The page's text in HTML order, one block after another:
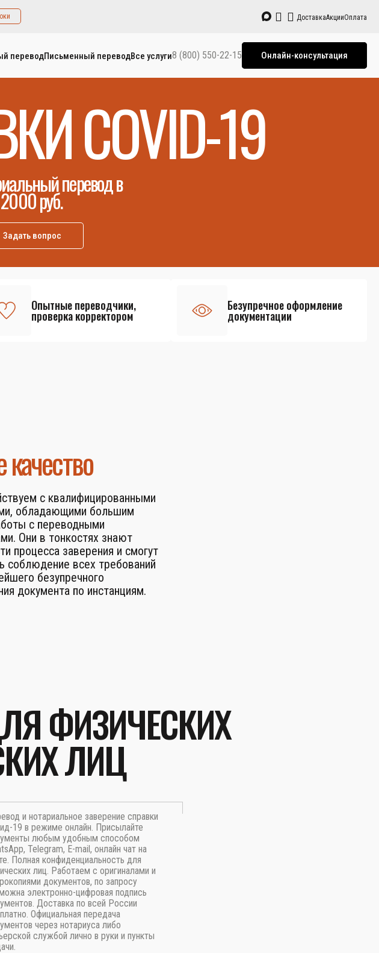
ДоставкаАкцииОплата
переводПисьменный переводВсе услуги8 (800) 550-22-15 Онлайн-консультация
COVID-19
перевод в
руб.
Задать вопрос
Опытные переводчики,
проверка корректором
Безупречное оформление
документации
с квалифицированными
обладающими большим
с переводными
Они в тонкостях знают
процесса заверения и смогут
соблюдение всех требований
безупречного
документа по инстанциям.
ФИЗИЧЕСКИХ
ЛИЦ
и нотариальное заверение справки
19 в режиме онлайн. Присылайте
любым удобным способом
Telegram, E-mail, онлайн чат на
Полная конфиденциальность для
лиц. Работаем с оригиналами и
документов, по запросу
электронно-цифровая подпись
Доставка по всей России
Официальная передача
через нотариуса либо
службой лично в руки и пункты